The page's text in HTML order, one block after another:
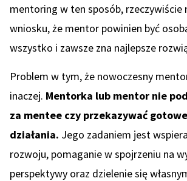
mentoring w ten sposób, rzeczywiście
wniosku, że mentor powinien być
wszystko i zawsze zna najlepsze
Problem w tym, że nowoczesny
inaczej. Mentorka lub mentor nie
za mentee czy przekazywać
działania. Jego zadaniem jest
rozwoju, pomaganie w spojrzeniu na
perspektywy oraz dzielenie się